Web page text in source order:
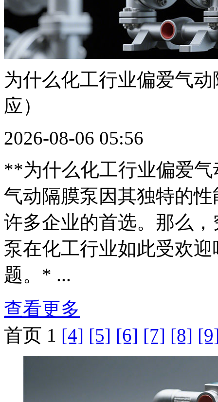
为什么化工行业偏爱气
应）
2026-08-06 05:56
**为什么化工行业偏爱
气动隔膜泵因其独特的
许多企业的首选。那么
泵在化工行业如此受欢
题。* ...
查看更多
首页 1 [4] [5] [6] [7] [8]